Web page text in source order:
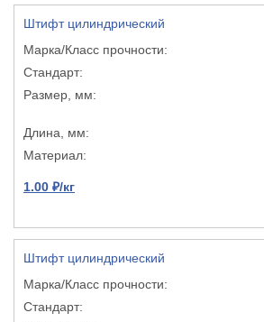
Штифт цилиндрический
1.00 ₽/кг
Штифт цилиндрический